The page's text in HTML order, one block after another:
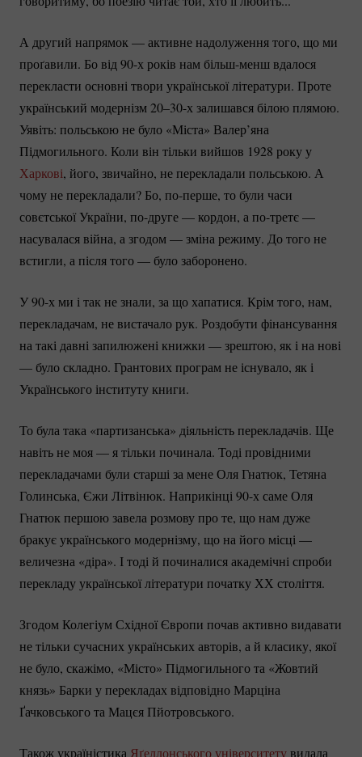
А другий напрямок — активне надолуження того, що ми
проґавили. Бо від 90-х років нам більш-меншвдалося
перекласти основні твори української літератури. Проте
український модернізм 20–30-х залишався білою плямою.
Уявіть: польською не було «Міста» Валер’яна
Підмогильного. Коли він тільки вийшов 1928 року у
Харкові, його, звичайно, не перекладали польською. А
чому не перекладали? Бо, по-перше, то були часи
совєтської України, по-друге— кордон, а по-третє—
насувалася війна, а згодом — зміна режиму. До того не
встигли, а після того — було заборонено.
У 90-х ми і так не знали, за що хапатися. Крім того, нам,
перекладачам, не вистачало рук. Роздобути фінансування
на такі давні запилюжені книжки — зрештою, як і на нові
— було складно. Грантових програм не існувало, як і
Українського інституту книги.
То була така «партизанська» діяльність перекладачів. Ще
навіть не моя — я тільки починала. Тоді провідними
перекладачами були старші за мене Оля Гнатюк, Тетяна
Голинська, Єжи Літвінюк. Наприкінці 90-х саме Оля
Гнатюк першою завела розмову про те, що нам дуже
бракує українського модернізму, що на його місці —
величезна «діра». І тоді й починалися академічні спроби
перекладу української літератури початку ХХ століття.
Згодом Колегіум Східної Європи почав активно видавати
не тільки сучасних українських авторів, а й класику, якої
не було, скажімо, «Місто» Підмогильного та «Жовтий
князь» Барки у перекладах відповідно Марціна
Ґачковського та Мацєя Пйотровського.
Також україністика Яґеллонського університетувидала